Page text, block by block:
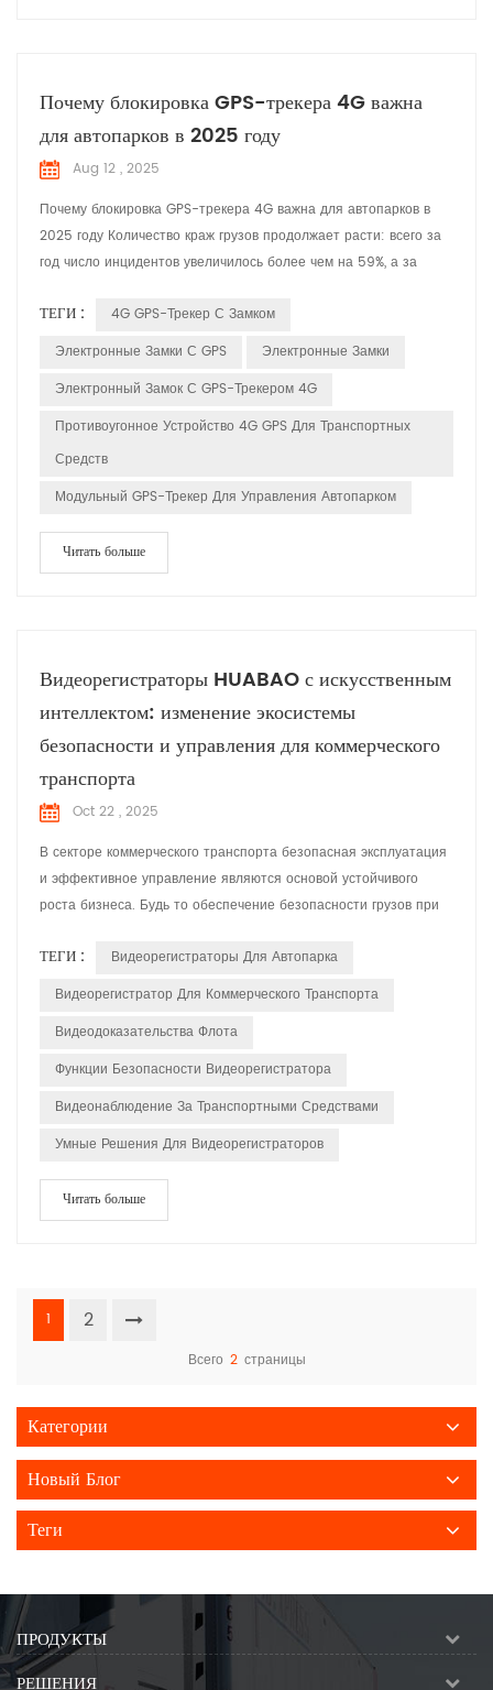
Почему блокировка GPS-трекера 4G важна
для автопарков в 2025 году
Aug 12 , 2025
Почему блокировка GPS-трекера 4G важна для автопарков в
2025 году Количество краж грузов продолжает расти: всего за
год число инцидентов увеличилось более чем на 59%, а за
миллионов долларов. Как владелец транспортного средства, вы
сталкиваетесь с рисками как физических, так и киберугроз.
стоянк...
ТЕГИ :
4G GPS-Трекер С Замком
Электронные Замки С GPS
Электронные Замки
Электронный Замок С GPS-Трекером 4G
Противоугонное Устройство 4G GPS Для Транспортных
Средств
Модульный GPS-Трекер Для Управления Автопарком
Читать больше
Видеорегистраторы HUABAO с искусственным
интеллектом: изменение экосистемы
безопасности и управления для коммерческого
транспорта
Oct 22 , 2025
В секторе коммерческого транспорта безопасная эксплуатация
и эффективное управление являются основой устойчивого
роста бизнеса. Будь то обеспечение безопасности грузов при
легковом транспорте или поддержание эксплуатационных
стандартов для инженерных транспортных средств,
реальным потребн...
ТЕГИ :
Видеорегистраторы Для Автопарка
Видеорегистратор Для Коммерческого Транспорта
Видеодоказательства Флота
Функции Безопасности Видеорегистратора
Видеонаблюдение За Транспортными Средствами
Умные Решения Для Видеорегистраторов
Читать больше
1 2
Всего 2 страницы
Категории
Новый Блог
Теги
ПРОДУКТЫ
РЕШЕНИЯ